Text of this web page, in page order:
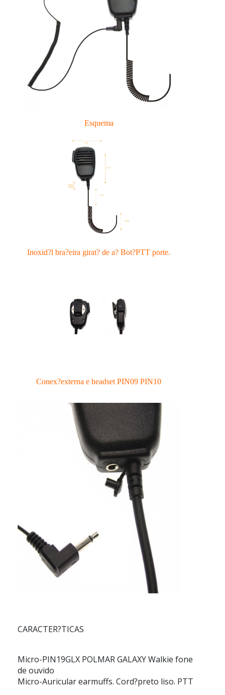
Esquema
Inoxid?l bra?eira girat? de a? Bot?PTT porte.
Conex?externa e headset PIN09 PIN10
CARACTER?TICAS
Micro-PIN19GLX POLMAR GALAXY Walkie fone
de ouvido
Micro-Auricular earmuffs. Cord?preto liso. PTT